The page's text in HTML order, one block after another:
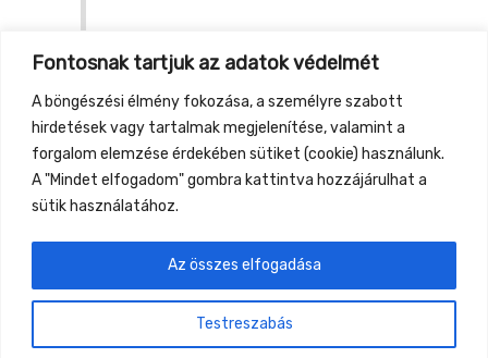
Fontosnak tartjuk az adatok védelmét
A böngészési élmény fokozása, a személyre szabott
hirdetések vagy tartalmak megjelenítése, valamint a
forgalom elemzése érdekében sütiket (cookie) használunk.
A "Mindet elfogadom" gombra kattintva hozzájárulhat a
sütik használatához.
Testreszabás
Az összes elfogadása
http://kozossegivallalkozas.hu/
https://inspi-racio.hu/rolunk/
Previous Event
Gyüttment Találkozó, 2026. augusztus 27-30.,